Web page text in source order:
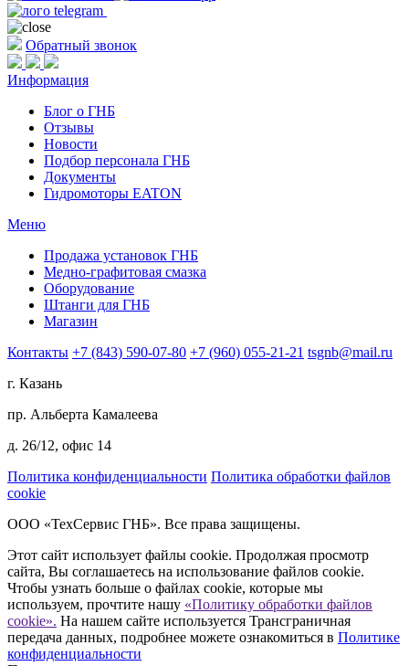
Обратный звонок
Информация
Блог о ГНБ
Отзывы
Новости
Подбор персонала ГНБ
Документы
Гидромоторы EATON
Меню
Продажа установок ГНБ
Медно-графитовая смазка
Оборудование
Штанги для ГНБ
Магазин
Контакты +7 (843) 590-07-80 +7 (960) 055-21-21 tsgnb@mail.ru
г. Казань
пр. Альберта Камалеева
д. 26/12, офис 14
Политика конфиденциальности Политика обработки файлов
cookie
ООО «ТехСервис ГНБ». Все права защищены.
Этот сайт использует файлы cookie. Продолжая просмотр
сайта, Вы соглашаетесь на использование файлов cookie.
Чтобы узнать больше о файлах cookie, которые мы
используем, прочтите нашу «Политику обработки файлов
cookie». На нашем сайте используется Трансграничная
передача данных, подробнее можете ознакомиться в Политике
конфиденциальности